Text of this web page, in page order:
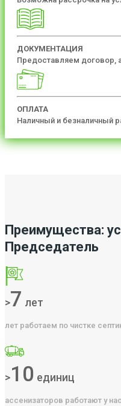
ДОКУМЕНТАЦИЯ
Предоставляем договор,
ОПЛАТА
Наличный и безналичный
Преимущества:
Председатель
>7 лет
лет работаем по чистке
>10 единиц
ассенизаторов работают у нас